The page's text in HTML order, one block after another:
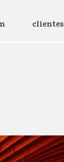
clientes